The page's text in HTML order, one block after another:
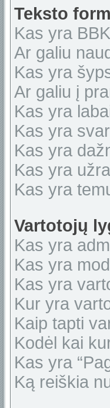
Teksto
Kas yra
Ar galiu
Kas yra
Ar galiu į
Kas yra
Kas yra
Kas yra
Kas yra
Kas yra
Vartotojų
Kas yra
Kas yra
Kas yra
Kur yra
Kaip tapti
Kodėl kai
Kas yra
Ką reiškia